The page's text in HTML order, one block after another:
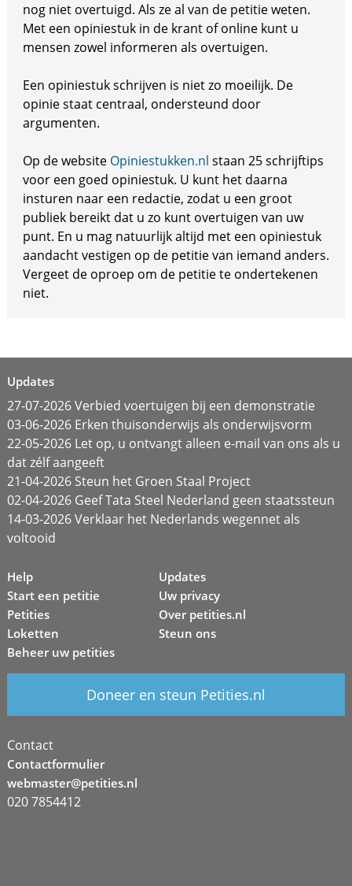
nog niet overtuigd. Als ze al van de petitie weten.
Met een opiniestuk in de krant of online kunt u
mensen zowel informeren als overtuigen.
Een opiniestuk schrijven is niet zo moeilijk. De
opinie staat centraal, ondersteund door
argumenten.
Op de website Opiniestukken.nl staan 25 schrijftips
voor een goed opiniestuk. U kunt het daarna
insturen naar een redactie, zodat u een groot
publiek bereikt dat u zo kunt overtuigen van uw
punt. En u mag natuurlijk altijd met een opiniestuk
aandacht vestigen op de petitie van iemand anders.
Vergeet de oproep om de petitie te ondertekenen
niet.
Updates
27-07-2026 Verbied voertuigen bij een demonstratie
03-06-2026 Erken thuisonderwijs als onderwijsvorm
22-05-2026 Let op, u ontvangt alleen e-mail van ons als u
dat zélf aangeeft
21-04-2026 Steun het Groen Staal Project
02-04-2026 Geef Tata Steel Nederland geen staatssteun
14-03-2026 Verklaar het Nederlands wegennet als
voltooid
Help
Start een petitie
Petities
Loketten
Beheer uw petities
Updates
Uw privacy
Over petities.nl
Steun ons
Doneer en steun Petities.nl
Contact
Contactformulier
webmaster@petities.nl
020 7854412